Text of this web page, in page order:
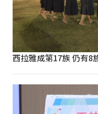
西拉雅成第17族 仍有8